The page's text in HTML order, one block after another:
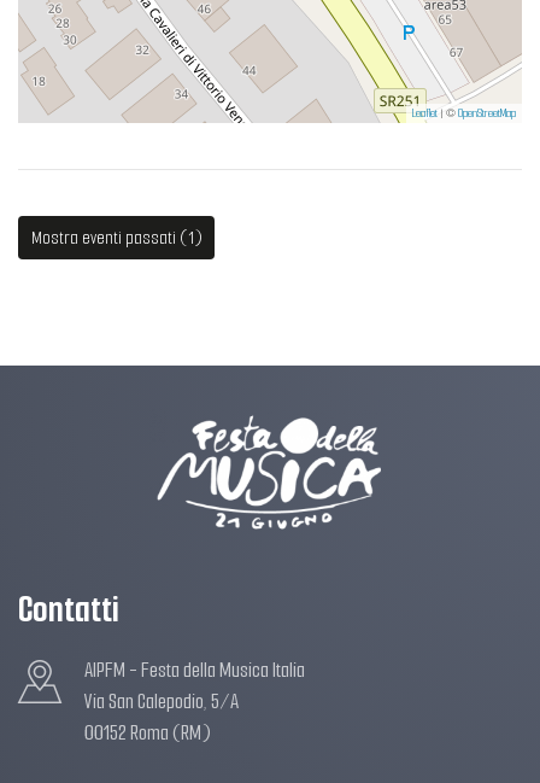
Leaflet | ©OpenStreetMap
Mostra eventi passati (1)
Contatti
AIPFM - Festa della Musica Italia
Via San Calepodio, 5/A
00152 Roma (RM)